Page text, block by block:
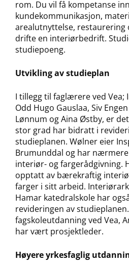
rom. Du vil få kompetanse
kundekommunikasjon,
arealutnyttelse, restaurering
drifte en interiørbedrift.
studiepoeng.
Utvikling av studieplan
I tillegg til faglærere ved Vea;
Odd Hugo Gauslaa, Siv
Lønnum og Aina Østby, er
stor grad har bidratt i
studieplanen. Wølner eier
Brumunddal og har
interiør- og fargerådgivning.
opptatt av bærekraftig
farger i sitt arbeid.
Hamar katedralskole har
revideringen av
fagskoleutdanning ved Vea,
har vært prosjektleder.
Høyere yrkesfaglig